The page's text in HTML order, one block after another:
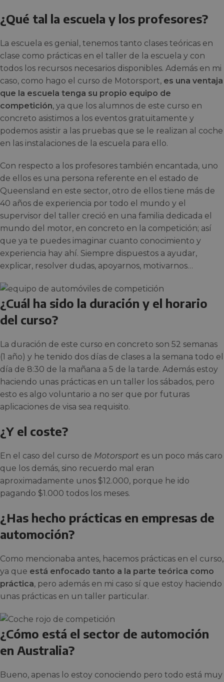
¿Qué tal la escuela y los profesores?
La escuela es genial, tenemos tanto clases teóricas en
clase como prácticas en el taller de la escuela y con
todos los recursos necesarios disponibles. Además en mi
caso, como hago el curso de Motorsport, es una ventaja
que la escuela tenga su propio equipo de
competición, ya que los alumnos de este curso en
concreto asistimos a los eventos gratuitamente y
podemos asistir a las pruebas que se le realizan al coche
en las instalaciones de la escuela para ello.
Con respecto a los profesores también encantada, uno
de ellos es una persona referente en el estado de
Queensland en este sector, otro de ellos tiene más de
40 años de experiencia por todo el mundo y el
supervisor del taller creció en una familia dedicada el
mundo del motor, en concreto en la competición; así
que ya te puedes imaginar cuanto conocimiento y
experiencia hay ahí. Siempre dispuestos a ayudar,
explicar, resolver dudas, apoyarnos, motivarnos…
¿Cuál ha sido la duración y el horario
del curso?
La duración de este curso en concreto son 52 semanas
(1 año) y he tenido dos días de clases a la semana todo el
día de 8:30 de la mañana a 5 de la tarde. Además estoy
haciendo unas prácticas en un taller los sábados, pero
esto es algo voluntario a no ser que por futuras
aplicaciones de visa sea requisito.
¿Y el coste?
En el caso del curso de Motorsport es un poco más caro
que los demás, sino recuerdo mal eran
aproximadamente unos $12.000, porque he ido
pagando $1.000 todos los meses.
¿Has hecho prácticas en empresas de
automoción?
Como mencionaba antes, hacemos prácticas en el curso,
ya que está enfocado tanto a la parte teórica como
práctica, pero además en mi caso sí que estoy haciendo
unas prácticas en un taller particular.
¿Cómo está el sector de automoción
en Australia?
Bueno, apenas lo estoy conociendo pero todo está muy